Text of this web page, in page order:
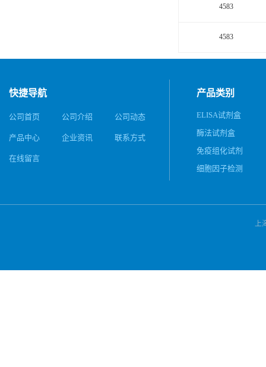
4583
4583
快捷导航
公司首页 公司介绍 公司动态
产品中心 企业资讯 联系方式
在线留言
产品类别
ELISA试剂盒
酶法试剂盒
免疫组化试剂
细胞因子检测
上